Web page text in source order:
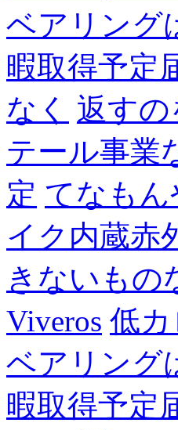
ベアリング
暇取得予定
なく
返す
テール事業
定 てなも
イク内蔵赤
きないもの
Viveros 低
ベアリング
暇取得予定